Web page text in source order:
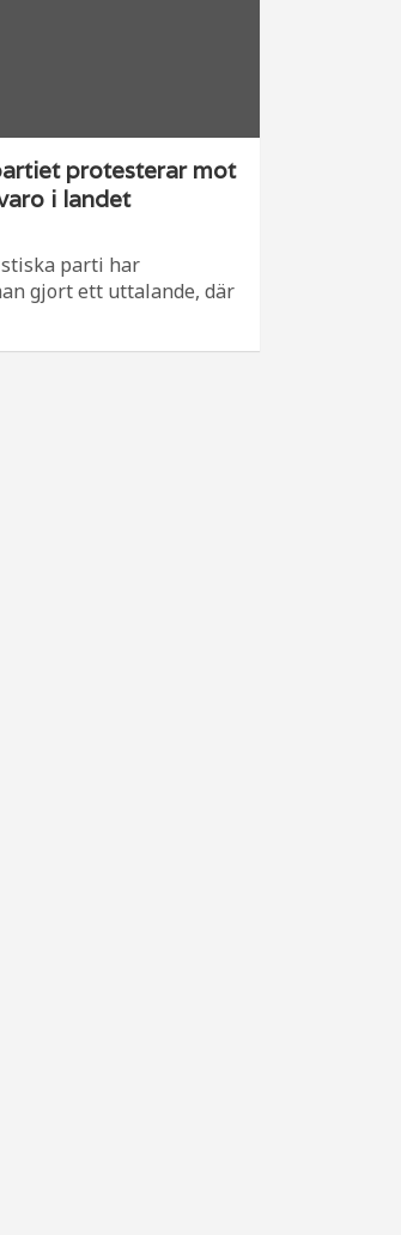
protesterar mot
i landet
parti har
gjort ett uttalande, där